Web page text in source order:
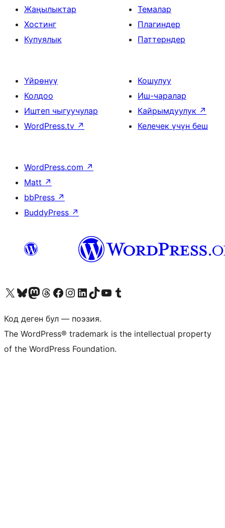
Жаңылыктар
Хостинг
Купуялык
Темалар
Плагиндер
Паттерндер
Үйрөнүү
Колдоо
Иштеп чыгуучулар
WordPress.tv ↗
Кошулуу
Иш-чаралар
Кайрымдуулук ↗
Келечек үчүн беш
WordPress.com ↗
Matt ↗
bbPress ↗
BuddyPress ↗
Visit our X (formerly Twitter) account
Visit our Bluesky account
Биздин Mastodon түрмөгүбүзгө баш багыңыз
Visit our Threads account
Биздин Facebook баракчабызга кириңиз
Биздин Instagram баракчабызга баш багыңыз
Биздин LinkedIn баракчабызга баш багыңыз
Visit our TikTok account
Visit our YouTube channel
Visit our Tumblr account
Код деген бул — поэзия.
The WordPress® trademark is the intellectual property
of the WordPress Foundation.